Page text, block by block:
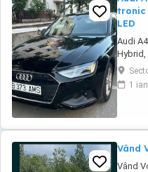
tronic
LED
Audi
Hybrid,
1
Vând
Vând